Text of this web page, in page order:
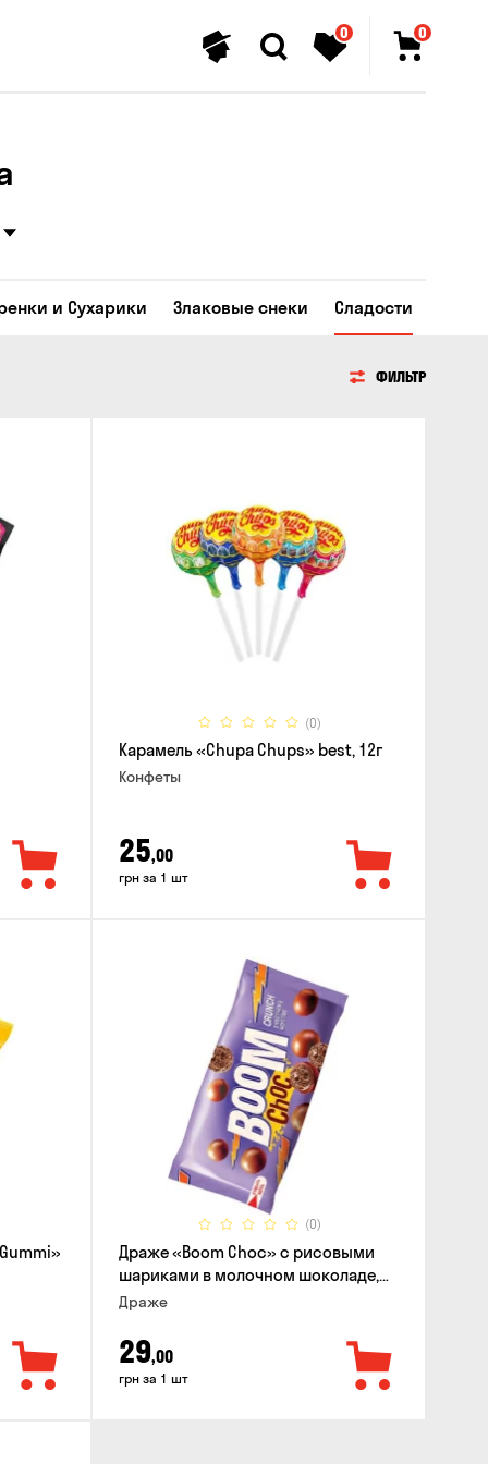
0 0
и Сухарики Злаковые снеки Сладости
ФИЛЬТР
(0)
Карамель «Chupa Chups» best, 12г
Конфеты
25,00
грн за 1 шт
(0)
Драже «Boom Choc» с рисовыми
шариками в молочном шоколаде,
30г
Драже
29,00
грн за 1 шт